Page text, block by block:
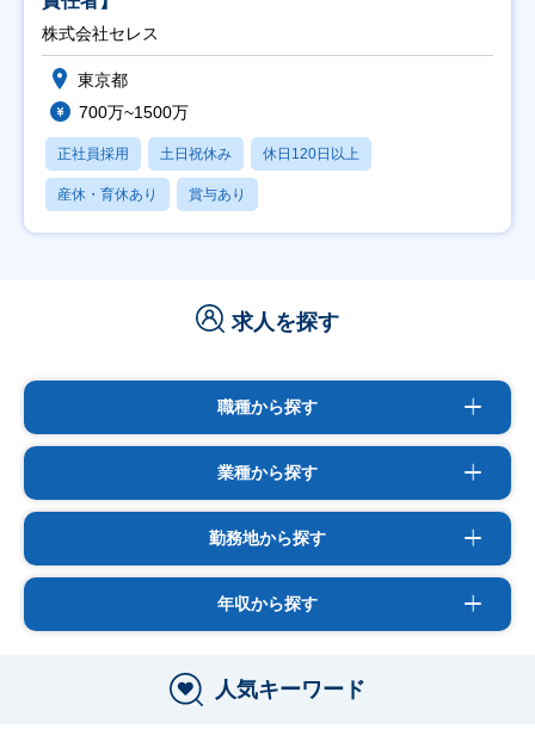
株式会社セレス
東京都
700万~1500万
正社員採用 土日祝休み 休日120日以上
産休・育休あり 賞与あり
求人を探す
職種から探す
業種から探す
勤務地から探す
年収から探す
人気キーワード